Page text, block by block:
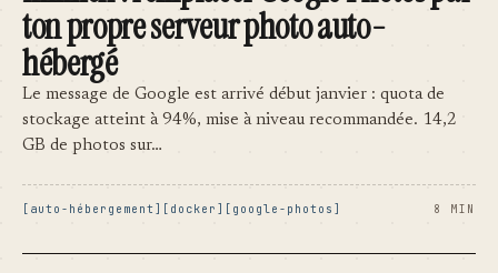
ton propre serveur photo auto-
hébergé
Le message de Google est arrivé début janvier : quota de
stockage atteint à 94%, mise à niveau recommandée. 14,2
GB de photos sur…
auto-hébergement docker google-photos 8 MIN